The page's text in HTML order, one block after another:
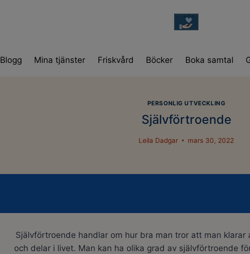
Blogg Mina tjänster Friskvård Böcker Boka samtal
PERSONLIG UTVECKLING
Självförtroende
Leila Dadgar mars 30, 2022
Självförtroende handlar om hur bra man tror att man klarar
och delar i livet. Man kan ha olika grad av självförtroende